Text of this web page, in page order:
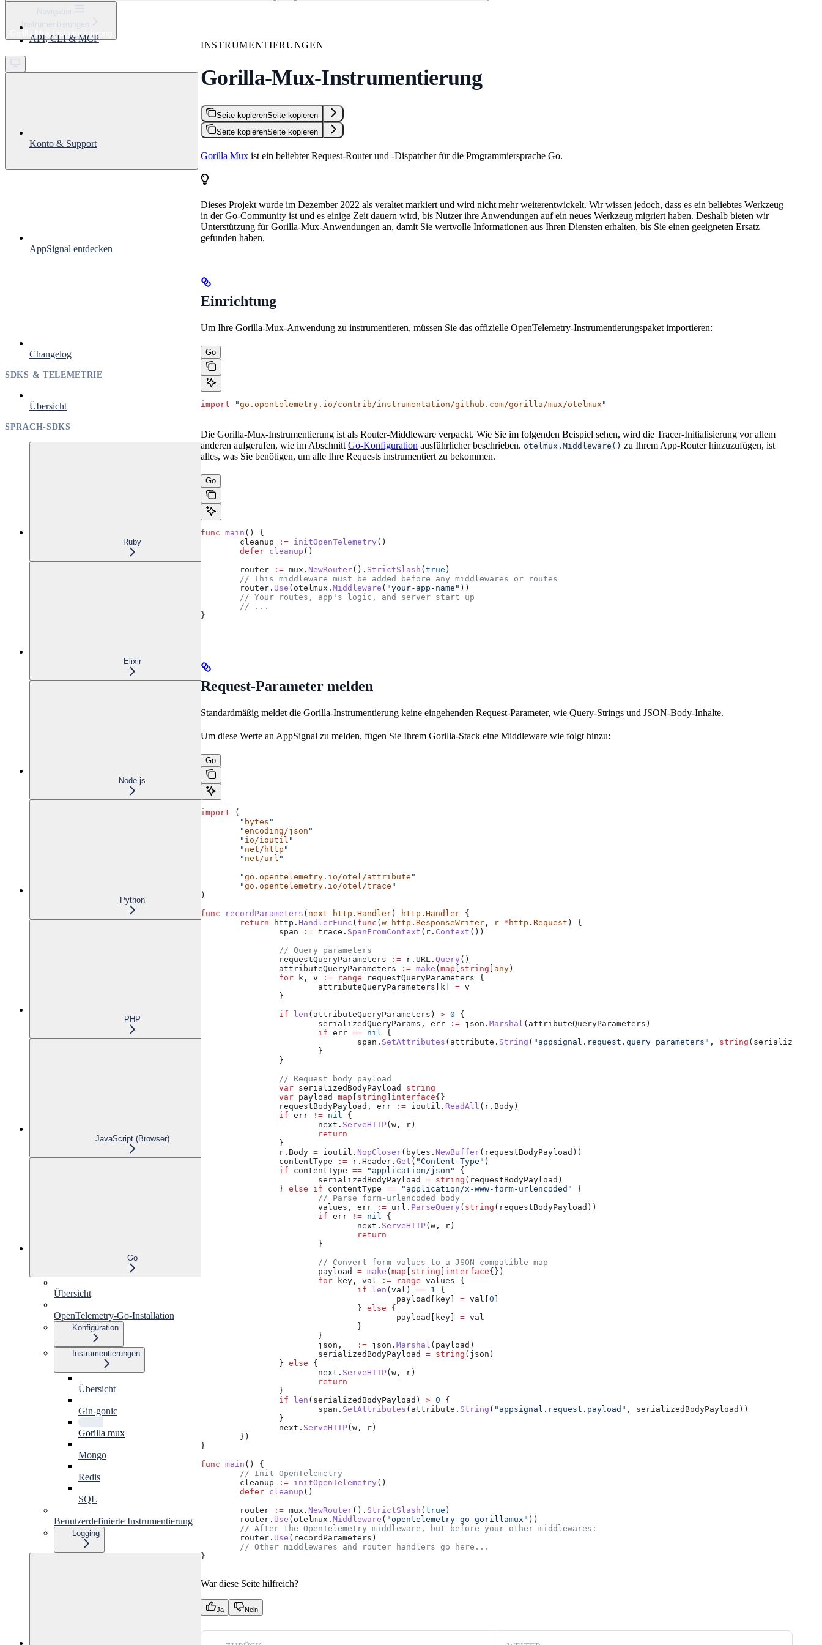
Get started
Instrumentierungen
Gorilla-Mux-Instrumentierung
API, CLI & MCP
Konto & Support
AppSignal entdecken
Changelog
SDKS & TELEMETRIE
Übersicht
SPRACH-SDKS
Ruby
Elixir
Node.js
Python
PHP
JavaScript (Browser)
Go
Übersicht
OpenTelemetry-Go-Installation
Konfiguration
Instrumentierungen
Übersicht
Gin-gonic
Gorilla mux
Mongo
Redis
SQL
Benutzerdefinierte Instrumentierung
Logging
INSTRUMENTIERUNGEN
Gorilla-Mux-Instrumentierung
Seite kopierenSeite kopieren
Seite kopierenSeite kopieren
Gorilla Mux ist ein beliebter Request-Router und -Dispatcher für die Programmiersprache Go.
Dieses Projekt wurde im Dezember 2022 als veraltet markiert und wird nicht mehr weiterentwickelt. Wir wissen jedoch, dass es ein beliebtes Werkzeug
in der Go-Community ist und es einige Zeit dauern wird, bis Nutzer ihre Anwendungen auf ein neues Werkzeug migriert haben. Deshalb bieten wir
Unterstützung für Gorilla-Mux-Anwendungen an, damit Sie wertvolle Informationen aus Ihren Diensten erhalten, bis Sie einen geeigneten Ersatz
gefunden haben.
Einrichtung
Um Ihre Gorilla-Mux-Anwendung zu instrumentieren, müssen Sie das offizielle OpenTelemetry-Instrumentierungspaket importieren:
Go
import "go.opentelemetry.io/contrib/instrumentation/github.com/gorilla/mux/otelmux "
Die Gorilla-Mux-Instrumentierung ist als Router-Middleware verpackt. Wie Sie im folgenden Beispiel sehen, wird die Tracer-Initialisierung vor allem
anderen aufgerufen, wie im AbschnittGo-Konfiguration ausführlicher beschrieben. otelmux.Middleware() zu Ihrem App-Router hinzuzufügen, ist
alles, was Sie benötigen, um alle Ihre Requests instrumentiert zu bekommen.
Go
func main () {
	cleanup
:= initOpenTelemetry ()
	defer
cleanup ()
	router
:= mux . NewRouter(). StrictSlash ( true )
	// This middleware must be added before any middlewares or routes
	router
. Use ( otelmux . Middleware ( "your-app-name" ))
	// Your routes, app's logic, and server start up
	// ...
}
Request-Parameter melden
Standardmäßig meldet die Gorilla-Instrumentierung keine eingehenden Request-Parameter, wie Query-Strings und JSON-Body-Inhalte.
Um diese Werte an AppSignal zu melden, fügen Sie Ihrem Gorilla-Stack eine Middleware wie folgt hinzu:
Go
import (
	"
bytes "
	"
encoding/json "
	"
io/ioutil "
	"
net/http "
	"
net/url "
	"
go.opentelemetry.io/otel/attribute "
	"
go.opentelemetry.io/otel/trace "
)
func recordParameters ( next http . Handler ) http . Handler {
	return
http . HandlerFunc ( func ( w http . ResponseWriter , r * http . Request ) {
		span
:= trace . SpanFromContext ( r . Context ())
		// Query parameters
		requestQueryParameters
:= r . URL . Query ()
		attributeQueryParameters
:= make ( map string any )
		for
k , v := range requestQueryParameters {
			attributeQueryParameters
k = v
		}
		if
len ( attributeQueryParameters ) > 0 {
			serializedQueryParams
, err := json . Marshal ( attributeQueryParameters )
			if
err == nil {
				span
. SetAttributes ( attribute . String ( "appsignal.request.query_parameters" , string (
			}
		}
		// Request body payload
		var
serializedBodyPayload
string
		var
payload map string interface{}
		requestBodyPayload
, err := ioutil . ReadAll ( r . Body )
		if
err != nil {
			next
. ServeHTTP( w , r )
			return
		}
		r
. Body = ioutil . NopCloser( bytes . NewBuffer( requestBodyPayload ))
		contentType
:= r . Header . Get ( "Content-Type" )
		if
contentType == "application/json"
{
			serializedBodyPayload
= string ( requestBodyPayload )
		}
else if contentType == "application/x-www-form-urlencoded"
{
			// Parse form-urlencoded body
			values
, err := url . ParseQuery ( string ( requestBodyPayload ))
			if
err != nil {
				next
. ServeHTTP( w , r )
				return
			}
			// Convert form values to a JSON-compatible map
			payload
= make ( map string interface{})
			for
key , val := range values {
				if
len ( val ) == 1 {
					payload
key = val 0
				}
else {
					payload
key = val
				}
			}
			json
, := json . Marshal ( payload )
			serializedBodyPayload
= string ( json )
		}
else {
			next
. ServeHTTP( w , r )
			return
		}
		if
len ( serializedBodyPayload ) > 0 {
			span
. SetAttributes ( attribute . String ( "appsignal.request.payload" , serializedBodyPayload ))
		}
		next
. ServeHTTP( w , r )
	})
}
func main () {
	// Init OpenTelemetry
	cleanup
:= initOpenTelemetry ()
	defer
cleanup ()
	router
:= mux . NewRouter(). StrictSlash ( true )
	router
. Use ( otelmux . Middleware ( "opentelemetry-go-gorillamux" ))
	// After the OpenTelemetry middleware, but before your other middlewares:
	router
. Use ( recordParameters )
	// Other middlewares and router handlers go here...
}
War diese Seite hilfreich?
Ja Nein